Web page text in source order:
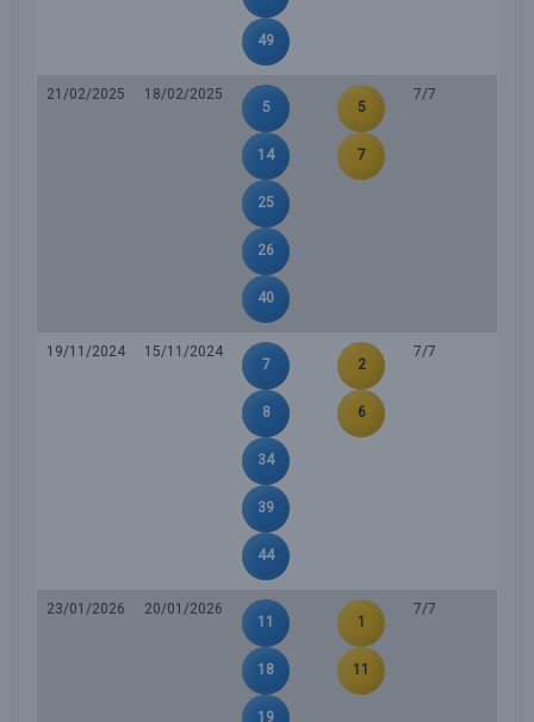
49
21/02/2025
18/02/2025
5
14
25
26
40
5
7
7/7
19/11/2024
15/11/2024
7
8
34
39
44
2
6
7/7
23/01/2026
20/01/2026
11
18
19
1
11
7/7